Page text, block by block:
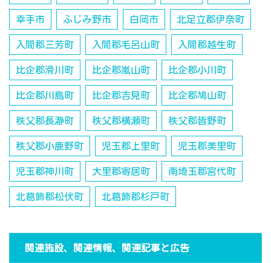
幸手市 ふじみ野市 白岡市 北足立郡伊奈町
入間郡三芳町 入間郡毛呂山町 入間郡越生町
比企郡滑川町 比企郡嵐山町 比企郡小川町
比企郡川島町 比企郡吉見町 比企郡鳩山町
秩父郡長瀞町 秩父郡横瀬町 秩父郡皆野町
秩父郡小鹿野町 児玉郡上里町 児玉郡美里町
児玉郡神川町 大里郡寄居町 南埼玉郡宮代町
北葛飾郡松伏町 北葛飾郡杉戸町
関連施設、関連情報、関連記事と広告